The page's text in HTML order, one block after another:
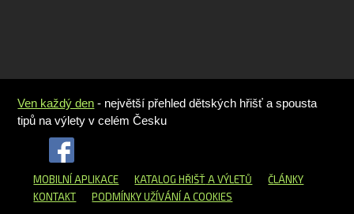
Ven každý den - největší přehled dětských hřišť a spousta
tipů na výlety v celém Česku
MOBILNÍ APLIKACE KATALOG HŘIŠŤA VÝLETŮ
ČLÁNKY
KONTAKT
PODMÍNKY UŽÍVÁNÍ A COOKIES